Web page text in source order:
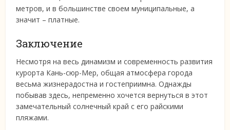
метров, и в большинстве своем муниципальные, а
значит – платные.
Заключение
Несмотря на весь динамизм и современность развития
курорта Кань-сюр-Мер, общая атмосфера города
весьма жизнерадостна и гостеприимна. Однажды
побывав здесь, непременно хочется вернуться в этот
замечательный солнечный край с его райскими
пляжами.